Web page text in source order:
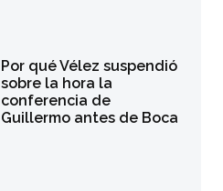
Por qué Vélez suspendió
sobre la hora la
conferencia de
Guillermo antes de Boca